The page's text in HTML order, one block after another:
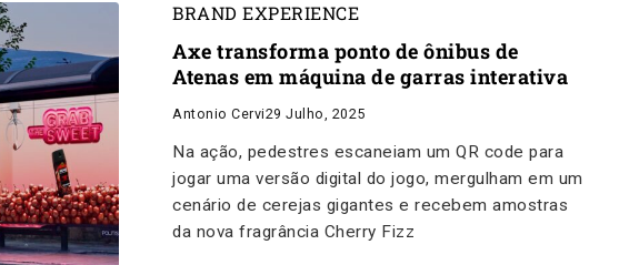
BRAND EXPERIENCE
Axe transforma ponto de ônibus de
Atenas em máquina de garras interativa
Antonio Cervi29 Julho, 2025
Na ação, pedestres escaneiam um QR code para
jogar uma versão digital do jogo, mergulham em um
cenário de cerejas gigantes e recebem amostras
da nova fragrância Cherry Fizz